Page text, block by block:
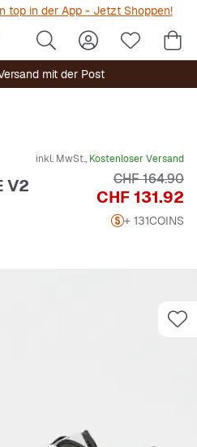
top in der App - Jetzt Shoppen!
mit der Post
V2
inkl. MwSt., Kostenloser Versand
Preis
CHF 131.92
Originalpreis
CHF 164.90
+ 131COINS